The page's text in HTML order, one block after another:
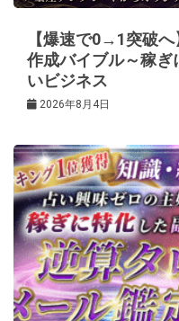
ン【爆速で0→1突破
作成バイブル～稼ぎ
いビジネス
2026年8月4日